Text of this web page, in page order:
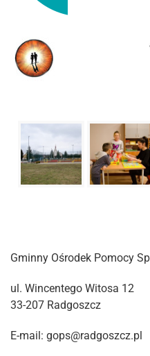
Gminny Ośrodek Pomocy
ul. Wincentego Witosa 12
33-207 Radgoszcz
E-mail: gops@radgoszcz.pl